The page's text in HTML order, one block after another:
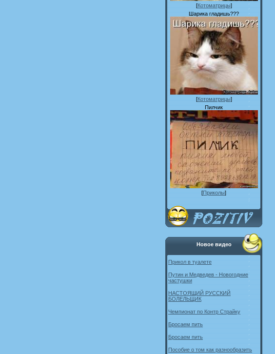
[Котоматрицы]
Шарика гладишь???
[Котоматрицы]
Пилчик
[Приколы]
Новое видео
Прикол в туалете
Путин и Медведев - Новогодние
частушки
НАСТОЯЩИЙ РУССКИЙ
БОЛЕЛЬЩИК
Чемпионат по Контр Страйку
Бросаем пить
Бросаем пить
Пособие о том как разнообразить